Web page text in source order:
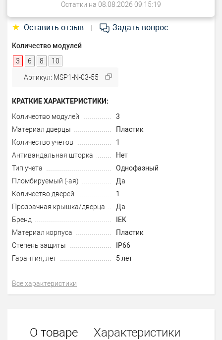
Остатки на 08.08.2026 09:15:19
★ Оставить отзыв Задать вопрос
Количество модулей
3
6 8 10
Артикул: MSP1-N-03-55
КРАТКИЕ ХАРАКТЕРИСТИКИ:
Количество модулей
3
Материал дверцы
Пластик
Количество учетов
1
Антивандальная шторка
Нет
Тип учета
Однофазный
Пломбируемый (-ая)
Да
Количество дверей
1
Прозрачная крышка/дверца
Да
Бренд
IEK
Материал корпуса
Пластик
Степень защиты
IP66
Гарантия, лет
5 лет
Все характеристики
О товаре
Характеристики